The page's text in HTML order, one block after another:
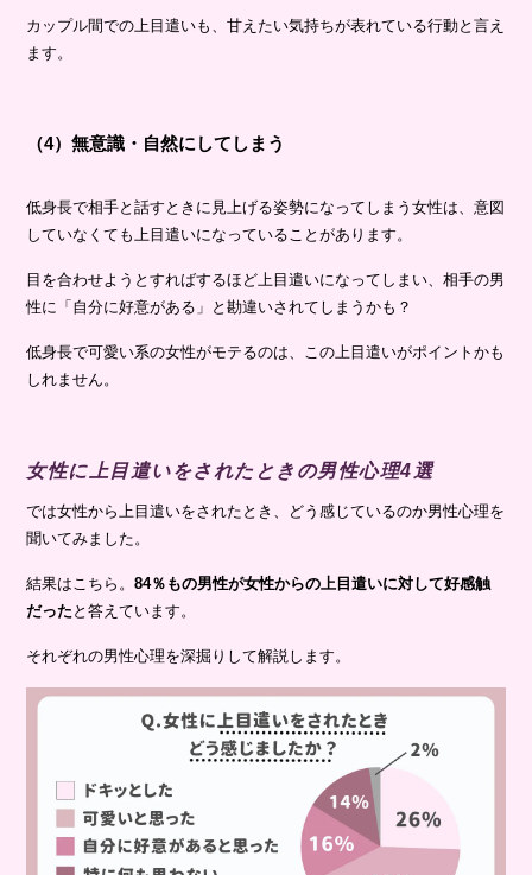
カップル間での上目遣いも、甘えたい気持ちが表れている行動と言え
ます。
（4）無意識・自然にしてしまう
低身長で相手と話すときに見上げる姿勢になってしまう女性は、意図
していなくても上目遣いになっていることがあります。
目を合わせようとすればするほど上目遣いになってしまい、相手の男
性に「自分に好意がある」と勘違いされてしまうかも？
低身長で可愛い系の女性がモテるのは、この上目遣いがポイントかも
しれません。
女性に上目遣いをされたときの男性心理4選
では女性から上目遣いをされたとき、どう感じているのか男性心理を
聞いてみました。
結果はこちら。84％もの男性が女性からの上目遣いに対して好感触
だった と答えています。
それぞれの男性心理を深掘りして解説します。